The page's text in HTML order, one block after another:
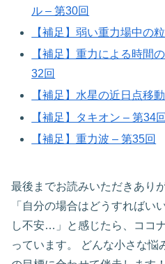
ル – 第30回
【補足】弱い重力場中の
【補足】重力による時間
32回
【補足】水星の近日点移
【補足】タキオン – 第34回
【補足】重力波 – 第35回
最後までお読みいただきあり
「自分の場合はどうすればい
し不安…」と感じたら、ココ
っています。 どんな小さな悩